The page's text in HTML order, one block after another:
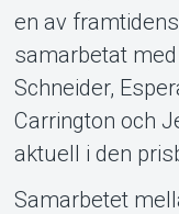
en av
samarbetat
Schneider,
Carrington och
aktuell i den
Samarbetet